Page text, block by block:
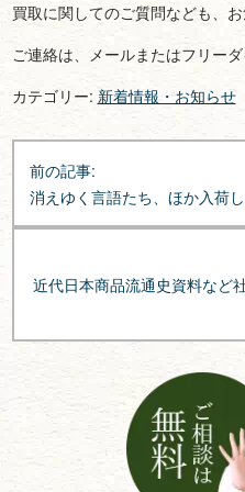
買取に関してのご質問なども、
ご連絡は、メールまたはフリー
カテゴリー: 新着情報・お知らせ
投
稿
ナ
ビ
ゲ
ー
シ
ン
前の記事:
消えゆく言語たち、ほか入荷
近代日本商品流通史資料など